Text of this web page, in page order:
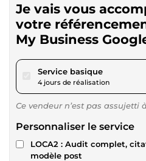
Je vais vous
votre
My Business
Service basiquepour
4 jours de réalisation
Ce vendeur n’est pas assujetti
Personnaliser le service
LOCA2 : Audit complet,
modèle post